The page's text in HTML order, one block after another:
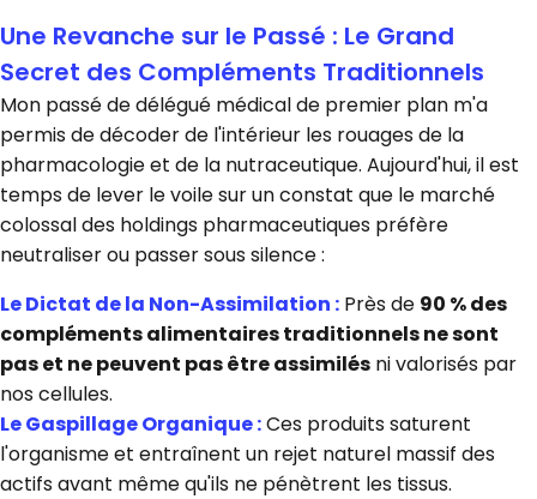
Une Revanche sur le Passé : Le Grand
Secret des Compléments Traditionnels
Mon passé de délégué médical de premier plan m'a
permis de décoder de l'intérieur les rouages de la
pharmacologie et de la nutraceutique. Aujourd'hui, il est
temps de lever le voile sur un constat que le marché
colossal des holdings pharmaceutiques préfère
neutraliser ou passer sous silence :
Le Dictat de la Non-Assimilation : Près de 90 % des
compléments alimentaires traditionnels ne sont
pas et ne peuvent pas être assimilés ni valorisés par
nos cellules.
Le Gaspillage Organique :Ces produits saturent
l'organisme et entraînent un rejet naturel massif des
actifs avant même qu'ils ne pénètrent les tissus.